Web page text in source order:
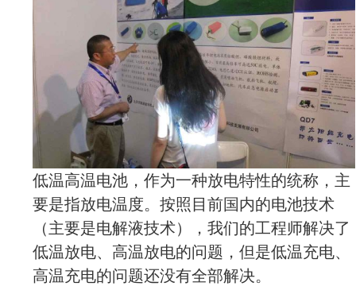
低温高温电池，作为一种放电特性的统称，主
要是指放电温度。按照目前国内的电池技术
（主要是电解液技术），我们的工程师解决了
低温放电、高温放电的问题，但是低温充电、
高温充电的问题还没有全部解决。